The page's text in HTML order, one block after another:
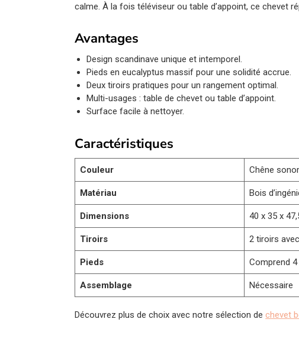
calme. À la fois téléviseur ou table d’appoint, ce
Avantages
Design scandinave unique et intemporel.
Pieds en eucalyptus massif pour une solidité accrue.
Deux tiroirs pratiques pour un rangement optimal.
Multi-usages : table de chevet ou table d’appoint.
Surface facile à nettoyer.
Caractéristiques
Couleur Chêne
Matériau Bois
Dimensions 40 x 35 x
Tiroirs 2 tiroirs
Pieds Comprend
Assemblage Nécessaire
Découvrez plus de choix avec notre sélection dechevet